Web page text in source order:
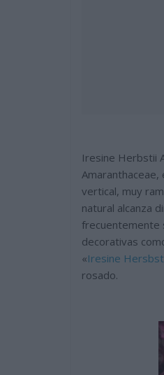
Iresine Herbstii
vertical, muy
natural alcanza
frecuentemente
decorativas
«Iresine
rosado.